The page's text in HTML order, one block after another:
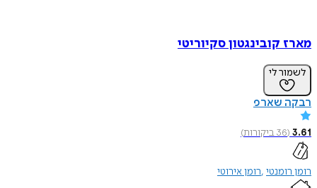
מארז קובינגטון סקיוריטי
לשמור לי
רבקה שארפ
3.61
(
36ביקורות)
רומן רומנטי רומן אירוטי